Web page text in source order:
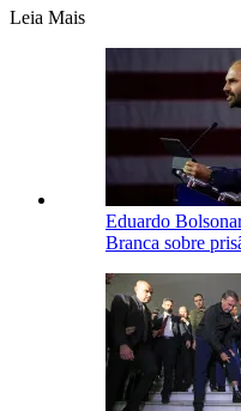
Leia Mais
Eduardo
Branca sobre